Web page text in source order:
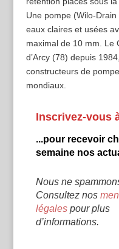
Une pompe (Wilo-
eaux claires et usées
maximal de 10 mm. Le
d’Arcy (78) depuis
constructeurs de
mondiaux.
Inscrivez-vous
...pour recevoir
semaine nos
Nous ne
Consultez nos
légalespour plus
d’informations.